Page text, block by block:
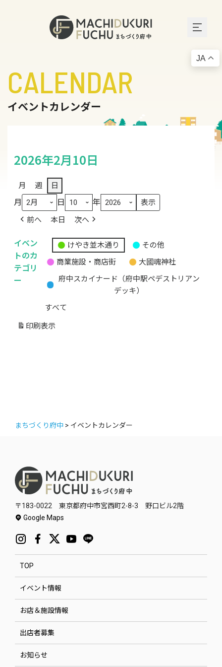
CALENDAR
イベントカレンダー
2026年2月10日
月 週 日
月 日 年
前へ 本日 次へ
イベン
トのカ
テゴリ
ー
無
題
カ
ゴ
リ
けやき並木通り
その他
商業施設・商店街
大國魂神社
府中スカイナード（府中駅ペデストリアン
デッキ）
すべて
印刷 表示
まちづくり府中 > イベントカレンダー
〒183-0022 東京都府中市宮西町2-8-3 野口ビル2階
Google Maps
TOP
イベント情報
お店＆施設情報
出店者募集
お知らせ
JA